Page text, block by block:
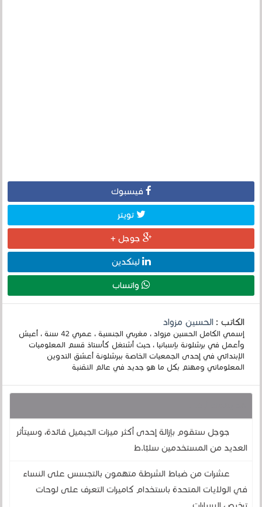
فيسبوك
تويتر
جوجل +
لينكدين
واتساب
الكاتب :الحسين مزواد
إسمي الكامل الحسين مزواد ، مغربي الجنسية ، عمري 42 سنة ، أعيش
وأعمل في برشلونة بإسبانيا ، حيث أشتغل كأستاذ قسم المعلوميات
الإبتدائي في إحدى الجمعيات الخاصة ببرشلونة أعشق التدوين
المعلوماتي ومهتم بكل ما هو جديد في عالم التقنية
جوجل ستقوم بإزالة إحدى أكثر ميزات الجيميل فائدة، وسيتأثر
العديد من المستخدمين سلبًا.ط
عشرات من ضباط الشرطة متهمون بالتجسس على النساء
في الولايات المتحدة باستخدام كاميرات التعرف على لوحات